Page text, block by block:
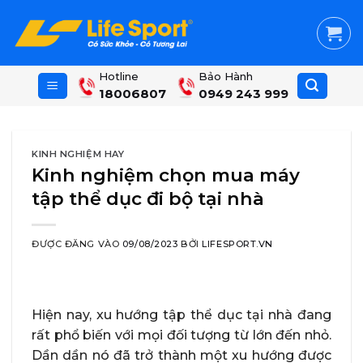
content
Hotline
18006807
Bảo Hành
0949 243 999
KINH NGHIỆM HAY
Kinh nghiệm chọn mua máy
tập thể dục đi bộ tại nhà
ĐƯỢC ĐĂNG VÀO 09/08/2023 BỞILIFESPORT.VN
Hiện nay, xu hướng tập thể dục tại nhà đang
rất phổ biến với mọi đối tượng từ lớn đến nhỏ.
Dần dần nó đã trở thành một xu hướng được